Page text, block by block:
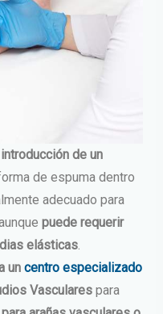
de un
de espuma dentro
adecuado para
puede requerir
elásticas.
un centro especializado
Vascularespara